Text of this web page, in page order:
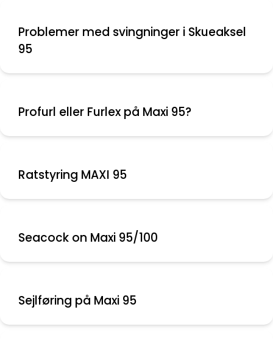
Problemer med svingninger i Skueaksel
95
Profurl eller Furlex på Maxi 95?
Ratstyring MAXI 95
Seacock on Maxi 95/100
Sejlføring på Maxi 95